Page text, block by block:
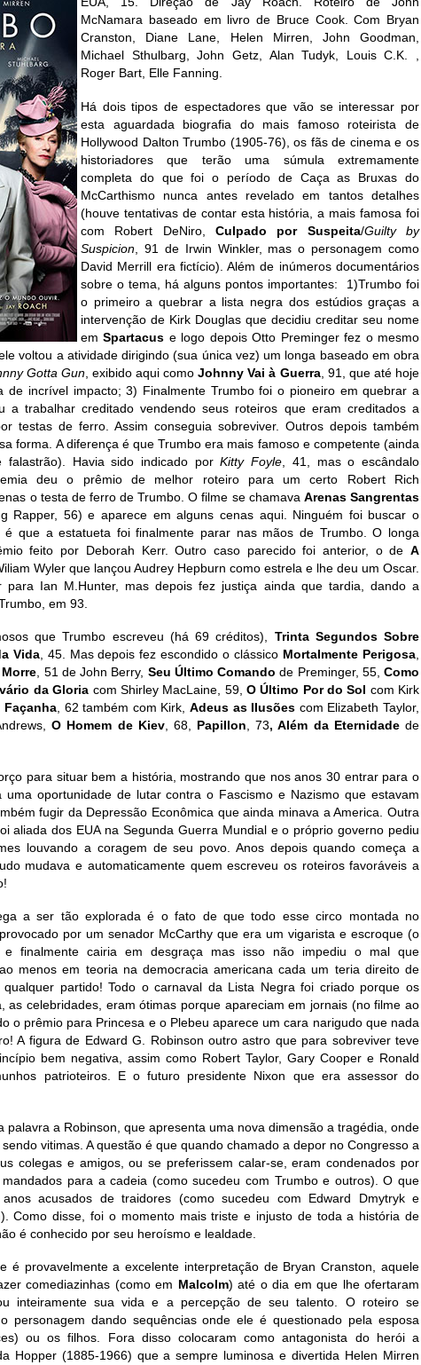
McNamara baseado em livro de Bruce Cook. Com Bryan
Cranston, Diane Lane, Helen Mirren, John Goodman,
Michael Sthulbarg, John Getz, Alan Tudyk, Louis C.K. ,
Roger Bart, Elle Fanning.
Há dois tipos de espectadores que vão se interessar por
esta aguardada biografia do mais famoso roteirista de
Hollywood Dalton Trumbo (1905-76), os fãs de cinema e os
historiadores que terão uma súmula extremamente
completa do que foi o período de Caça as Bruxas do
McCarthismo nunca antes revelado em tantos detalhes
(houve tentativas de contar esta história, a mais famosa foi
com Robert DeNiro, Culpado por Suspeita/Guilty by
Suspicion , 91 de Irwin Winkler, mas o personagem como
David Merrill era fictício). Além de inúmeros documentários
sobre o tema, há alguns pontos importantes: 1)Trumbo foi
o primeiro a quebrar a lista negra dos estúdios graças a
intervenção de Kirk Douglas que decidiu creditar seu nome
emSpartacus e logo depois Otto Preminger fez o mesmo
voltou a atividade dirigindo (sua única vez) um longa baseado em obra
Gotta Gun, exibido aqui comoJohnny Vai à Guerra, 91, que até hoje
de incrível impacto; 3) Finalmente Trumbo foi o pioneiro em quebrar a
a trabalhar creditado vendendo seus roteiros que eram creditados a
testas de ferro. Assim conseguia sobreviver. Outros depois também
forma. A diferença é que Trumbo era mais famoso e competente (ainda
falastrão). Havia sido indicado porKitty Foyle , 41, mas o escândalo
deu o prêmio de melhor roteiro para um certo Robert Rich
o testa de ferro de Trumbo. O filme se chamava Arenas Sangrentas
Rapper, 56) e aparece em alguns cenas aqui. Ninguém foi buscar o
que a estatueta foi finalmente parar nas mãos de Trumbo. O longa
feito por Deborah Kerr. Outro caso parecido foi anterior, o de A
Wyler que lançou Audrey Hepburn como estrela e lhe deu um Oscar.
para Ian M.Hunter, mas depois fez justiça ainda que tardia, dando a
em 93.
que Trumbo escreveu (há 69 créditos), Trinta Segundos Sobre
Vida, 45. Mas depois fez escondido o clássico Mortalmente Perigosa,
, 51 de John Berry, Seu Último Comando de Preminger, 55, Como
da Gloria com Shirley MacLaine, 59, O Último Por do Sol com Kirk
Façanha, 62 também com Kirk,Adeus as Ilusões com Elizabeth Taylor,
O Homem de Kiev, 68, Papillon, 73, Além da Eternidadede
para situar bem a história, mostrando que nos anos 30 entrar para o
uma oportunidade de lutar contra o Fascismo e Nazismo que estavam
fugir da Depressão Econômica que ainda minava a America. Outra
aliada dos EUA na Segunda Guerra Mundial e o próprio governo pediu
louvando a coragem de seu povo. Anos depois quando começa a
mudava e automaticamente quem escreveu os roteiros favoráveis a
a ser tão explorada é o fato de que todo esse circo montada no
por um senador McCarthy que era um vigarista e escroque (o
e finalmente cairia em desgraça mas isso não impediu o mal que
menos em teoria na democracia americana cada um teria direito de
partido! Todo o carnaval da Lista Negra foi criado porque os
as celebridades, eram ótimas porque apareciam em jornais (no filme ao
o prêmio para Princesa e o Plebeu aparece um cara narigudo que nada
A figura de Edward G. Robinson outro astro que para sobreviver teve
bem negativa, assim como Robert Taylor, Gary Cooper e Ronald
patrioteiros. E o futuro presidente Nixon que era assessor do
palavra a Robinson, que apresenta uma nova dimensão a tragédia, onde
vitimas. A questão é que quando chamado a depor no Congresso a
colegas e amigos, ou se preferissem calar-se, eram condenados por
para a cadeia (como sucedeu com Trumbo e outros). O que
acusados de traidores (como sucedeu com Edward Dmytryk e
Como disse, foi o momento mais triste e injusto de toda a história de
é conhecido por seu heroísmo e lealdade.
é provavelmente a excelente interpretação de Bryan Cranston, aquele
comediazinhas (como em Malcolm) até o dia em que lhe ofertaram
inteiramente sua vida e a percepção de seu talento. O roteiro se
personagem dando sequências onde ele é questionado pela esposa
ou os filhos. Fora disso colocaram como antagonista do herói a
Hopper (1885-1966) que a sempre luminosa e divertida Helen Mirren